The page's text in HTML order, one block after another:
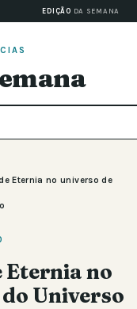
EDIÇÃO DA SEMANA
Eternia no universo de
Eternia no
Universo